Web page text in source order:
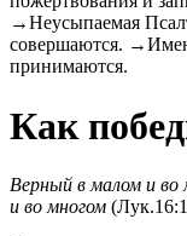
→Неусыпаемая
совершаются.
принимаются.
Как
Верный в малом и во
и во многом